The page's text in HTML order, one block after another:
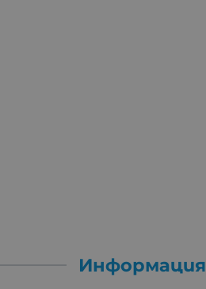
Информация